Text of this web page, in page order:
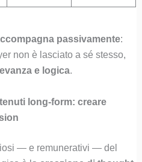
passivamente:
non è lasciato a sé stesso,
e logica.
long-form: creare
— e remunerativi — del